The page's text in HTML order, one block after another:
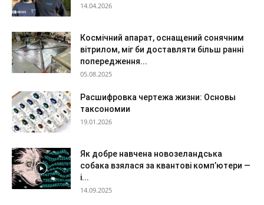
14.04.2026
Космічний апарат, оснащений сонячним
вітрилом, міг би доставляти більш ранні
попередження...
05.08.2025
Расшифровка чертежа жизни: Основы
таксономии
19.01.2026
Як добре навчена новозеландська
собака взялася за квантові комп’ютери —
і...
14.09.2025